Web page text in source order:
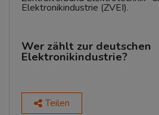
Elektronikindustrie (ZVEI).
Wer zählt zur deutschen
Elektronikindustrie?
Teilen